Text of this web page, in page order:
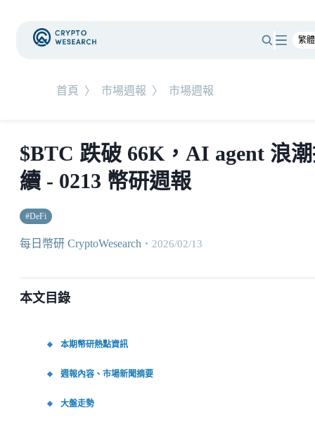
首頁 〉 市場週報 〉 市場週報
$BTC 跌破 66K，AI agent 浪
續 - 0213 幣研週報
#DeFi
每日幣研 CryptoWesearch ・ 2026/02/13
本文目錄
本期幣研熱點資訊
週報內容、市場新聞摘要
大盤走勢